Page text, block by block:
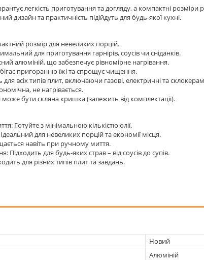
легкість приготування та догляду, а компактні
дизайн та практичність підійдуть для будь-якої кухні.
розмір для невеликих порцій.
для приготування гарнірів, соусів чи сніданків.
алюміній, що забезпечує рівномірне нагрівання.
пригоранню їжі та спрощує чищення.
для всіх типів плит, включаючи газові, електричні та
не нагрівається.
бути скляна кришка (залежить від комплектації).
Готуйте з мінімальною кількістю олії.
для невеликих порцій та економії місця.
навіть при ручному миття.
Підходить для будь-яких страв – від соусів до супів.
для різних типів плит та завдань.
Новий
Алюміній